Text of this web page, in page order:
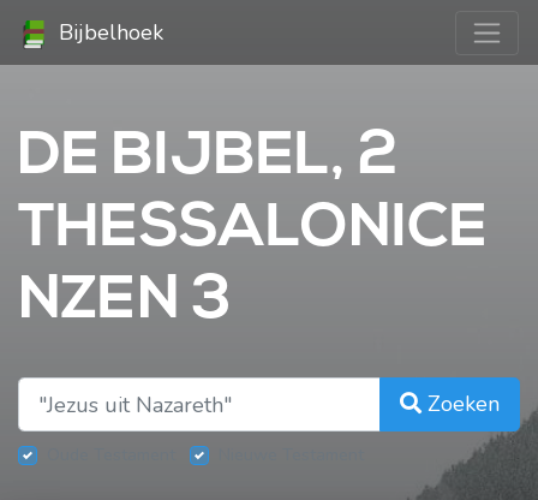
Bijbelhoek
DE BIJBEL, 2
THESSALONICE
NZEN 3
Zoeken